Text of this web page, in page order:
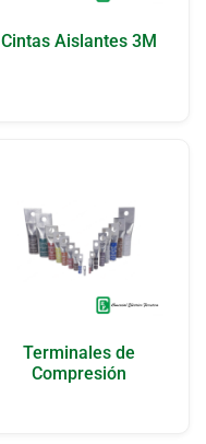
Cintas Aislantes 3M
Terminales de
Compresión